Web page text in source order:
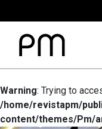
Warning: Trying to
/home/revistapm/
content/themes/Pm/